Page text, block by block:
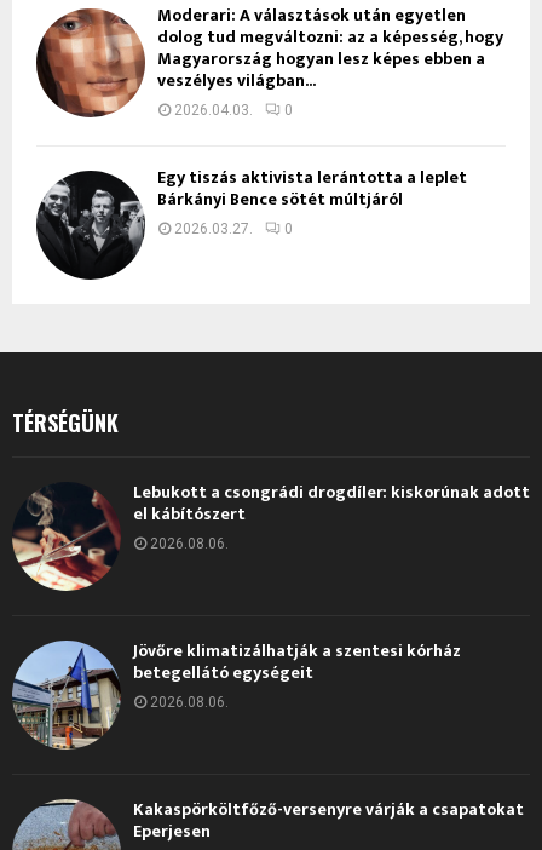
Moderari: A választások után egyetlen
dolog tud megváltozni: az a képesség, hogy
Magyarország hogyan lesz képes ebben a
veszélyes világban...
2026.04.03. 0
Egy tiszás aktivista lerántotta a leplet
Bárkányi Bence sötét múltjáról
2026.03.27. 0
TÉRSÉGÜNK
Lebukott a csongrádi drogdíler: kiskorúnak adott
el kábítószert
2026.08.06.
Jövőre klimatizálhatják a szentesi kórház
betegellátó egységeit
2026.08.06.
Kakaspörköltfőző-versenyre várják a csapatokat
Eperjesen